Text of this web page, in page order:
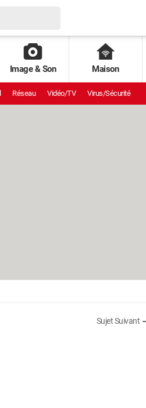
Image & Son Maison
Réseau Vidéo/TV Virus/Sécurité
Sujet Suivant